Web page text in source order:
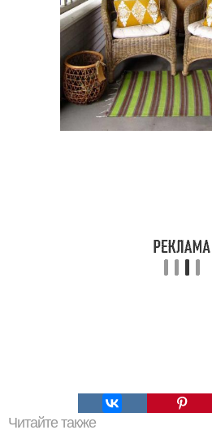
Читайте также